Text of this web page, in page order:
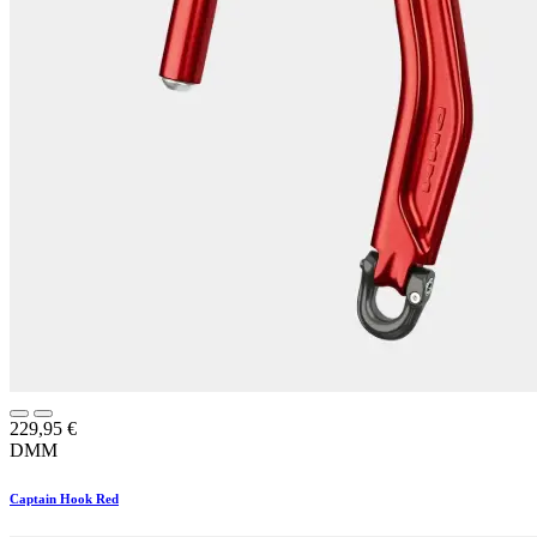
229,95 €
DMM
Captain Hook Red